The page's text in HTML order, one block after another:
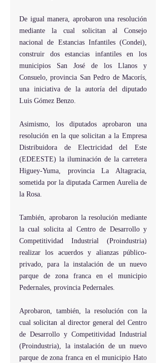
De igual manera, aprobaron una resolución
mediante la cual solicitan al Consejo
nacional de Estancias Infantiles (Condei),
construir dos estancias infantiles en los
municipios San José de los Llanos y
Consuelo, provincia San Pedro de Macorís,
una iniciativa de la autoría del diputado
Luis Gómez Benzo.
Asimismo, los diputados aprobaron una
resolución en la que solicitan a la Empresa
Distribuidora de Electricidad del Este
(EDEESTE) la iluminación de la carretera
Higuey-Yuma, provincia La Altagracia,
sometida por la diputada Carmen Aurelia de
la Rosa.
También, aprobaron la resolución mediante
la cual solicita al Centro de Desarrollo y
Competitividad Industrial (Proindustria)
realizar los acuerdos y alianzas público-
privado, para la instalación de un nuevo
parque de zona franca en el municipio
Pedernales, provincia Pedernales.
Aprobaron, también, la resolución con la
cual solicitan al director general del Centro
de Desarrollo y Competitividad Industrial
(Proindustria), la instalación de un nuevo
parque de zona franca en el municipio Hato